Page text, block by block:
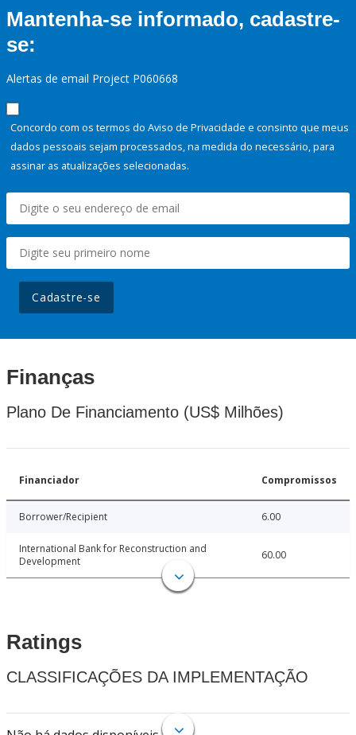
Mantenha-se informado, cadastre-
se:
Alertas de email Project P060668
Concordo com os termos do Aviso de Privacidade e consinto que meus
dados pessoais sejam processados, na medida do necessário, para
assinar as atualizações selecionadas.
Cadastre-se
Finanças
Plano De Financiamento (US$ Milhões)
Financiador Compromissos
Borrower/Recipient 6.00
International Bank for Reconstruction and
Development
60.00
Ratings
CLASSIFICAÇÕES DA IMPLEMENTAÇÃO